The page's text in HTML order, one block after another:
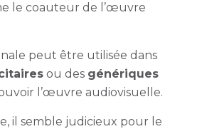
le coauteur de l’œuvre
peut être utilisée dans
ou des génériques
l’œuvre audiovisuelle.
il semble judicieux pour le